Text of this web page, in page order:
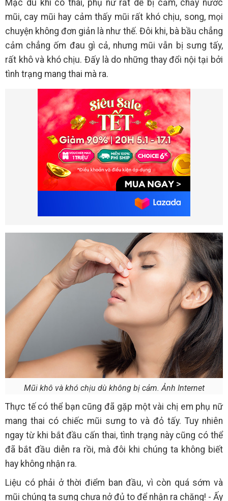
Mặc dù khi có thai, phụ nữ rất dễ bị cảm, chảy nước
mũi, cay mũi hay cảm thấy mũi rất khó chịu, song, mọi
chuyện không đơn giản là như thế. Đôi khi, bà bầu chẳng
cảm chẳng ốm đau gì cả, nhưng mũi vẫn bị sưng tấy,
rất khô và khó chịu. Đấy là do những thay đổi nội tại bởi
tình trạng mang thai mà ra.
Mũi khô và khó chịu dù không bị cảm. Ảnh Internet
Thực tế có thể bạn cũng đã gặp một vài chị em phụ nữ
mang thai có chiếc mũi sưng to và đỏ tấy. Tuy nhiên
ngay từ khi bắt đầu cấn thai, tình trạng này cũng có thể
đã bắt đầu diễn ra rồi, mà đôi khi chúng ta không biết
hay không nhận ra.
Liệu có phải ở thời điểm ban đầu, vì còn quá sớm và
mũi chúng ta sưng chưa nở đủ to để nhận ra chăng! - Ấy